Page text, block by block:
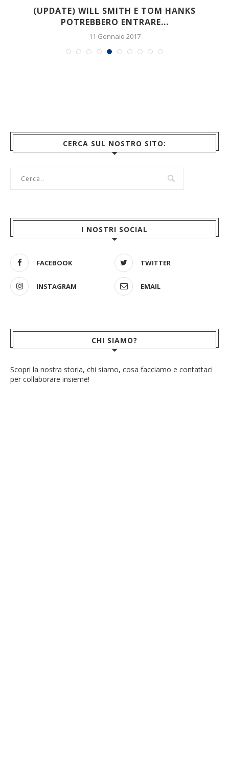
(UPDATE) WILL SMITH E TOM HANKS
POTREBBERO ENTRARE...
11 Gennaio 2017
CERCA SUL NOSTRO SITO:
I NOSTRI SOCIAL
FACEBOOK TWITTER
INSTAGRAM EMAIL
CHI SIAMO?
Scopri la nostra storia, chi siamo, cosa facciamo e contattaci
per collaborare insieme!